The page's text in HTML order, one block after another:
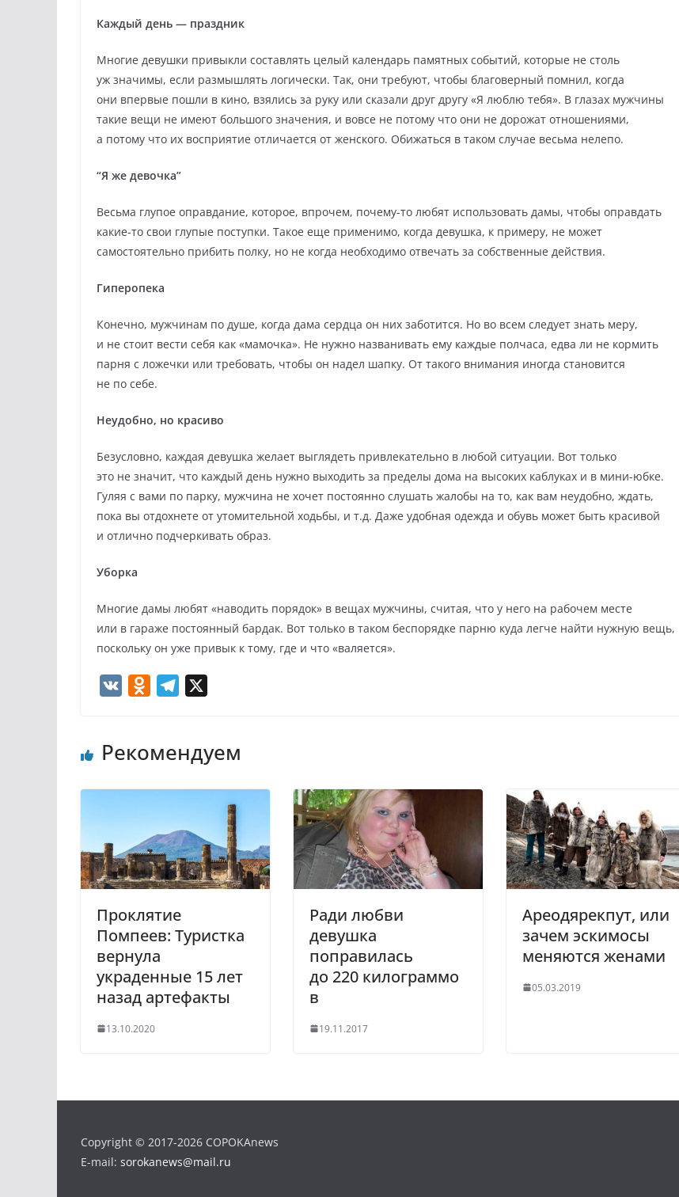
Каждый день — праздник
Многие девушки привыкли составлять целый календарь памятных событий, которые не столь
уж значимы, если размышлять логически. Так, они требуют, чтобы благоверный помнил, когда
они впервые пошли в кино, взялись за руку или сказали друг другу «Я люблю тебя». В глазах мужчины
такие вещи не имеют большого значения, и вовсе не потому что они не дорожат отношениями,
а потому что их восприятие отличается от женского. Обижаться в таком случае весьма нелепо.
“Я же девочка”
Весьма глупое оправдание, которое, впрочем, почему-то любят использовать дамы, чтобы оправдать
какие-то свои глупые поступки. Такое еще применимо, когда девушка, к примеру, не может
самостоятельно прибить полку, но не когда необходимо отвечать за собственные действия.
Гиперопека
Конечно, мужчинам по душе, когда дама сердца он них заботится. Но во всем следует знать меру,
и не стоит вести себя как «мамочка». Не нужно названивать ему каждые полчаса, едва ли не кормить
парня с ложечки или требовать, чтобы он надел шапку. От такого внимания иногда становится
не по себе.
Неудобно, но красиво
Безусловно, каждая девушка желает выглядеть привлекательно в любой ситуации. Вот только
это не значит, что каждый день нужно выходить за пределы дома на высоких каблуках и в мини-юбке.
Гуляя с вами по парку, мужчина не хочет постоянно слушать жалобы на то, как вам неудобно, ждать,
пока вы отдохнете от утомительной ходьбы, и т.д. Даже удобная одежда и обувь может быть красивой
и отлично подчеркивать образ.
Уборка
Многие дамы любят «наводить порядок» в вещах мужчины, считая, что у него на рабочем месте
или в гараже постоянный бардак. Вот только в таком беспорядке парню куда легче найти нужную вещь,
поскольку он уже привык к тому, где и что «валяется».
o
s
s
n
k
i
e
m
Рекомендуем
Проклятие
Помпеев: Туристка
вернула
украденные 15 лет
назад артефакты
13.10.2020
Ради любви
девушка
поправилась
до 220 килограммо
в
19.11.2017
Ареодярекпут, или
зачем эскимосы
меняются женами
05.03.2019
Copyright © 2017-2026 COPOKAnews
E-mail: sorokanews@mail.ru